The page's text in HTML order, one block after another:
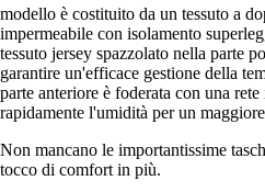
modello è costituito da un tessuto a
impermeabile con isolamento
tessuto jersey spazzolato nella parte
garantire un'efficace gestione della
parte anteriore è foderata con una
rapidamente l'umidità per un
Non mancano le importantissime
tocco di comfort in più.